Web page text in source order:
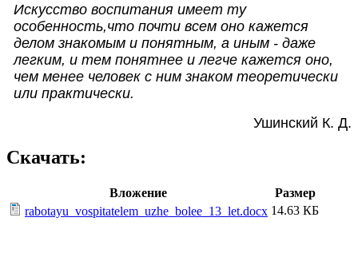
Искусство воспитания имеет ту
особенность,что почти всем оно кажется
делом знакомым и понятным, а иным - даже
легким, и тем понятнее и легче кажется оно,
чем менее человек с ним знаком теоретически
или практически.
Ушинский К. Д.
Скачать:
Вложение
Размер
rabotayu_vospitatelem_uzhe_bolee_13_let.docx 14.63 КБ